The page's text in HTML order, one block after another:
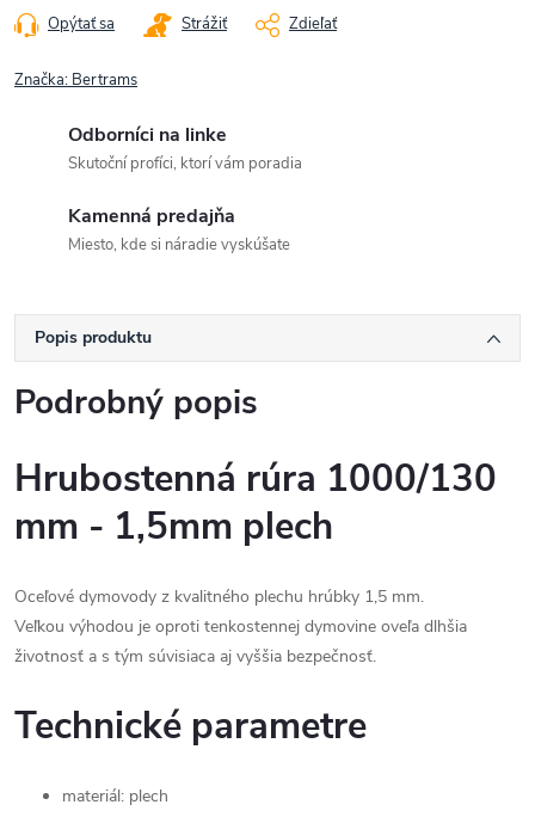
Opýtať sa Strážiť Zdieľať
Značka: Bertrams
Odborníci na linke
Skutoční profíci, ktorí vám poradia
Kamenná predajňa
Miesto, kde si náradie vyskúšate
Popis produktu
Podrobný popis
Hrubostenná rúra 1000/130
mm - 1,5mm plech
Oceľové dymovody z kvalitného plechu hrúbky 1,5 mm.
Veľkou výhodou je oproti tenkostennej dymovine oveľa dlhšia
životnosť a s tým súvisiaca aj vyššia bezpečnosť.
Technické parametre
materiál: plech